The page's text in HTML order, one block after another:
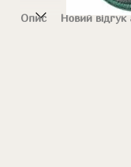
Опис Новий